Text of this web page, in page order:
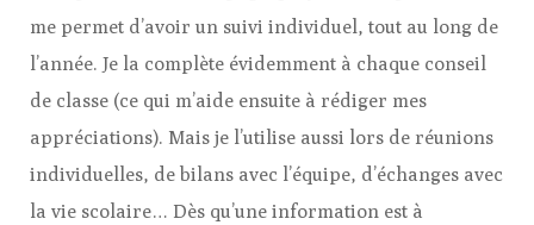
me permet d’avoir un suivi individuel, tout au long de
l’année. Je la complète évidemment à chaque conseil
de classe (ce qui m’aide ensuite à rédiger mes
appréciations). Mais je l’utilise aussi lors de réunions
individuelles, de bilans avec l’équipe, d’échanges avec
la vie scolaire… Dès qu’une information est à